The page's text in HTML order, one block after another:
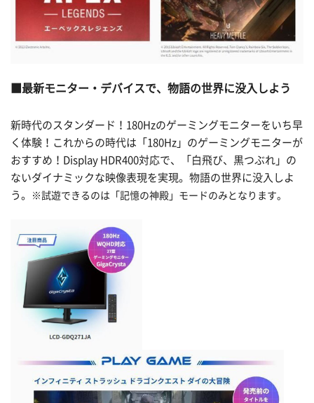
最新モニター・デバイスで、物語の世界に没入しよう
新時代のスタンダード！180Hzのゲーミングモニターをいち早
く体験！これからの時代は「180Hz」のゲーミングモニターが
おすすめ！Display HDR400対応で、「白飛び、黒つぶれ」の
ないダイナミックな映像表現を実現。物語の世界に没入しよ
う。
※試遊できるのは「記憶の神殿」モードのみとなります。